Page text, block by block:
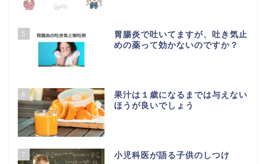
5
胃腸炎で吐いてますが、吐き気止
めの薬って効かないのですか？
6
果汁は１歳になるまでは与えない
ほうが良いでしょう
7 小児科医が語る子供のしつけ